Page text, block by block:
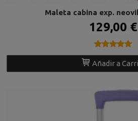
Maleta cabina exp.
129,00 €
★★★★★
★★★★★
Añadir a